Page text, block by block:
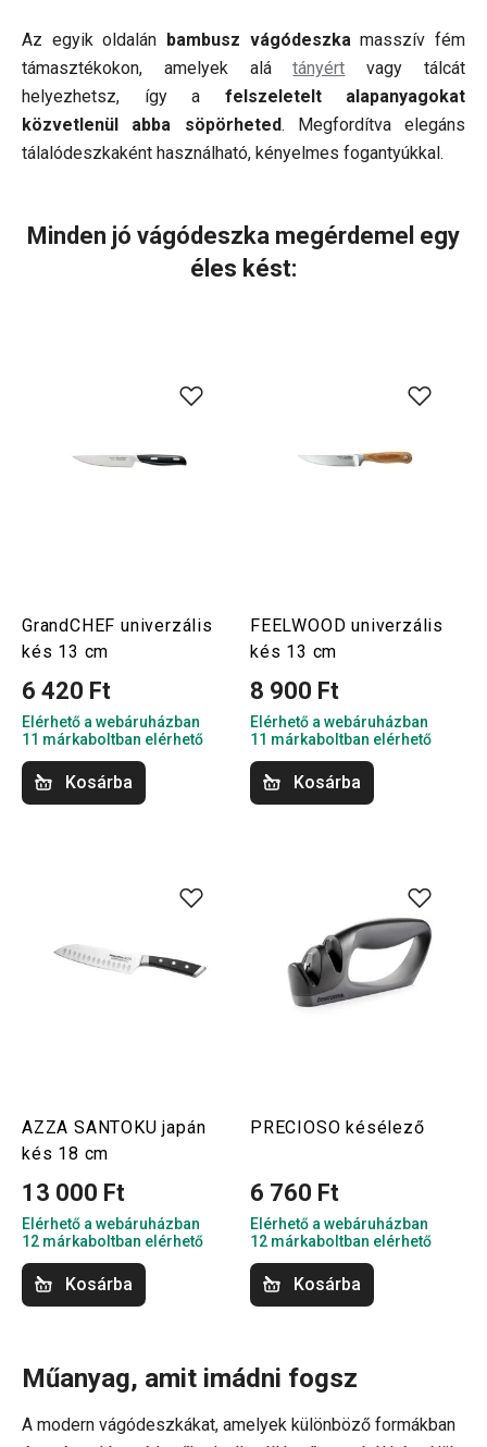
Az egyik oldalán bambusz vágódeszkamasszív fém
támasztékokon, amelyek alátányért vagy tálcát
helyezhetsz, így a felszeletelt alapanyagokat
közvetlenül abba söpörheted. Megfordítva elegáns
tálalódeszkaként használható, kényelmes fogantyúkkal.
Minden jó vágódeszka megérdemel egy
éles kést:
GrandCHEF univerzális
kés 13 cm
6 420 Ft
Elérhető a webáruházban
11 márkaboltban elérhető
Kosárba
FEELWOOD univerzális
kés 13 cm
8 900 Ft
Elérhető a webáruházban
11 márkaboltban elérhető
Kosárba
AZZA SANTOKU japán
kés 18 cm
13 000 Ft
Elérhető a webáruházban
12 márkaboltban elérhető
Kosárba
PRECIOSO késélező
6 760 Ft
Elérhető a webáruházban
12 márkaboltban elérhető
Kosárba
Műanyag, amit imádni fogsz
A modern vágódeszkákat, amelyek különböző formákban